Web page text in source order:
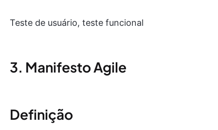
Teste de usuário, teste funcional
3. Manifesto Agile
Definição